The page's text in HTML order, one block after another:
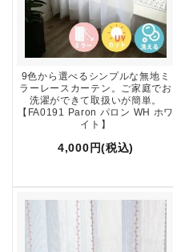
9色から選べるシンプルな無地ミ
ラーレースカーテン。ご家庭でお
洗濯ができて取扱いが簡単。
【FA0191 Paron パロン WH ホワ
イト】
4,000円(税込)